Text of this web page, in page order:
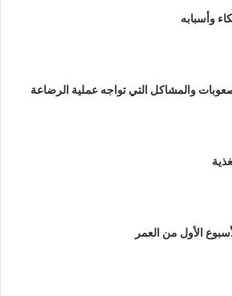
وأسبابه
والمشاكل التي تواجه عملية الرضاعة
الأول من العمر